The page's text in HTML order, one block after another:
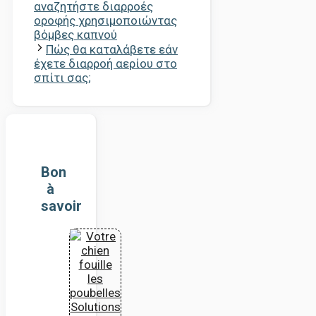
αναζητήστε διαρροές
οροφής χρησιμοποιώντας
βόμβες καπνού
Πώς θα καταλάβετε εάν
έχετε διαρροή αερίου στο
σπίτι σας;
Bon
à
savoir